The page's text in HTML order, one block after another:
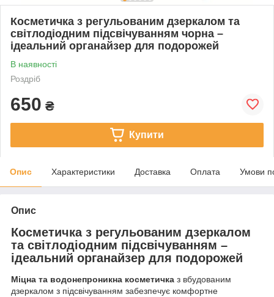
Косметичка з регульованим дзеркалом та
світлодіодним підсвічуванням чорна –
ідеальний органайзер для подорожей
В наявності
Роздріб
650 ₴
Купити
Опис Характеристики Доставка Оплата Умови
Опис
Косметичка з регульованим дзеркалом
та світлодіодним підсвічуванням –
ідеальний органайзер для подорожей
Міцна та водонепроникна косметичка з вбудованим
дзеркалом з підсвічуванням забезпечує комфортне